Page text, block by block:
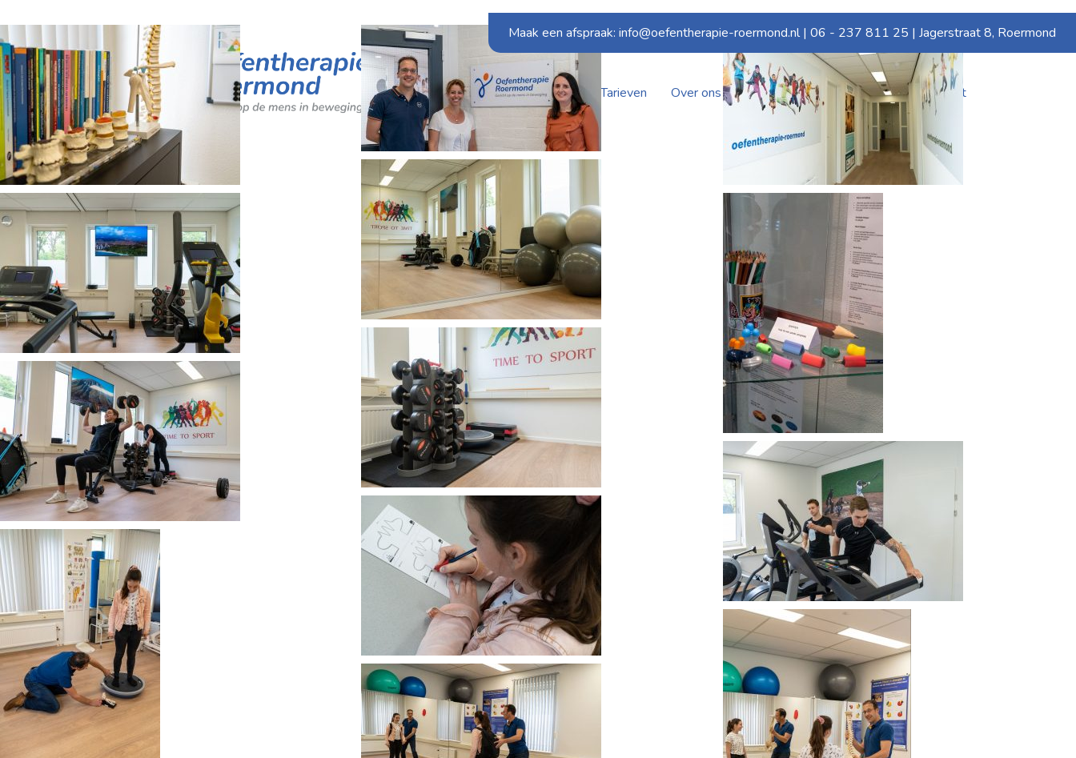
Maak een afspraak: info@oefentherapie-roermond.nl | 06 - 237 811 25 | Jagerstraat 8, Roermond
Home Behandelingen Tarieven Over ons Samenwerkingen Foto’s Contact